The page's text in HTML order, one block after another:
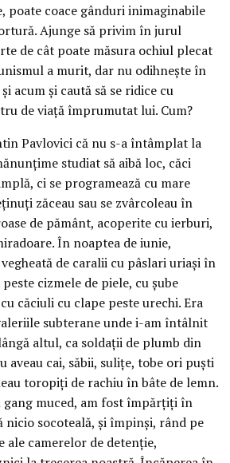
poate coace gânduri inimaginabile
Ajunge să privim în jurul
de cât poate măsura ochiul plecat
a murit, dar nu odihnește în
acum și caută să se ridice cu
de viață împrumutat lui. Cum?
Pavlovici că nu s-a întâmplat la
studiat să aibă loc, căci
ci se programează cu mare
zăceau sau se zvârcoleau în
de pământ, acoperite cu ierburi,
În noaptea de iunie,
de caralii cu pâslari uriași în
cizmele de piele, cu șube
căciuli cu clape peste urechi. Era
subterane unde i-am întâlnit
altul, ca soldații de plumb din
aveau cai, săbii, sulițe, tobe ori puști
toropiți de rachiu în bâte de lemn.
gang muced, am fost împărțiți în
socoteală, și împinși, rând pe
ale camerelor de detenție,